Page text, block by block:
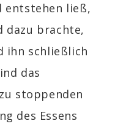
entstehen ließ,
dazu brachte,
ihn schließlich
das
stoppenden
des Essens